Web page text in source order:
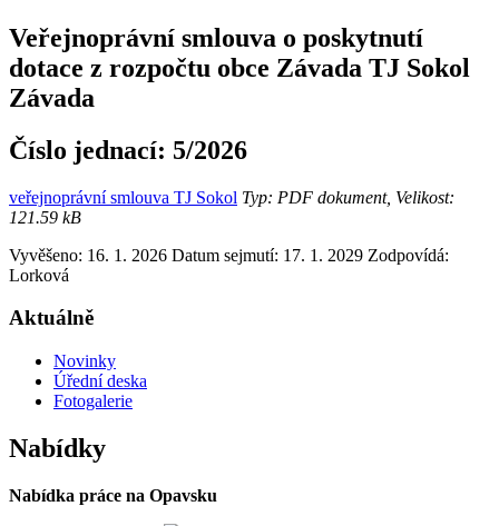
Veřejnoprávní smlouva o poskytnutí
dotace z rozpočtu obce Závada TJ Sokol
Závada
Číslo jednací: 5/2026
veřejnoprávní smlouva TJ Sokol Typ: PDF dokument, Velikost:
121.59 kB
Vyvěšeno: 16. 1. 2026 Datum sejmutí: 17. 1. 2029 Zodpovídá:
Lorková
Aktuálně
Novinky
Úřední deska
Fotogalerie
Nabídky
Nabídka práce na Opavsku